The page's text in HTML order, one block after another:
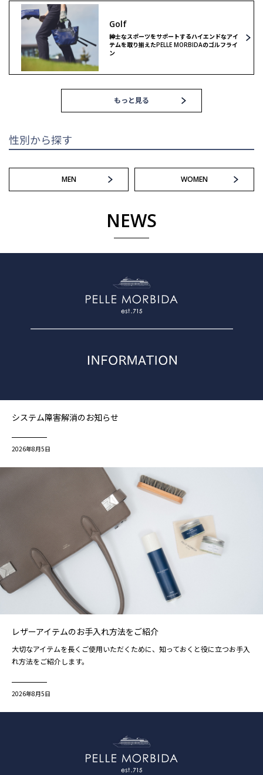
ゴルフ
Golf
紳士なスポーツをサポートするハイエンドなアイ
テムを取り揃えたPELLE MORBIDAのゴルフライ
ン
もっと見る
性別から探す
MEN WOMEN
NEWS
システム障害解消のお知らせ
2026年8月5日
レザーアイテムのお手入れ方法をご紹介
大切なアイテムを長くご使用いただくために、知っておくと役に立つお手入
れ方法をご紹介します。
2026年8月5日